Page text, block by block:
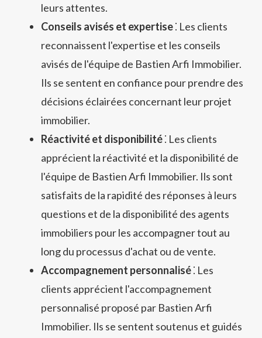
leurs attentes.
Conseils avisés et expertise⁚ Les clients
reconnaissent l'expertise et les conseils
avisés de l'équipe de Bastien Arfi Immobilier.
Ils se sentent en confiance pour prendre des
décisions éclairées concernant leur projet
immobilier.
Réactivité et disponibilité⁚ Les clients
apprécient la réactivité et la disponibilité de
l'équipe de Bastien Arfi Immobilier. Ils sont
satisfaits de la rapidité des réponses à leurs
questions et de la disponibilité des agents
immobiliers pour les accompagner tout au
long du processus d'achat ou de vente.
Accompagnement personnalisé⁚ Les
clients apprécient l'accompagnement
personnalisé proposé par Bastien Arfi
Immobilier. Ils se sentent soutenus et guidés